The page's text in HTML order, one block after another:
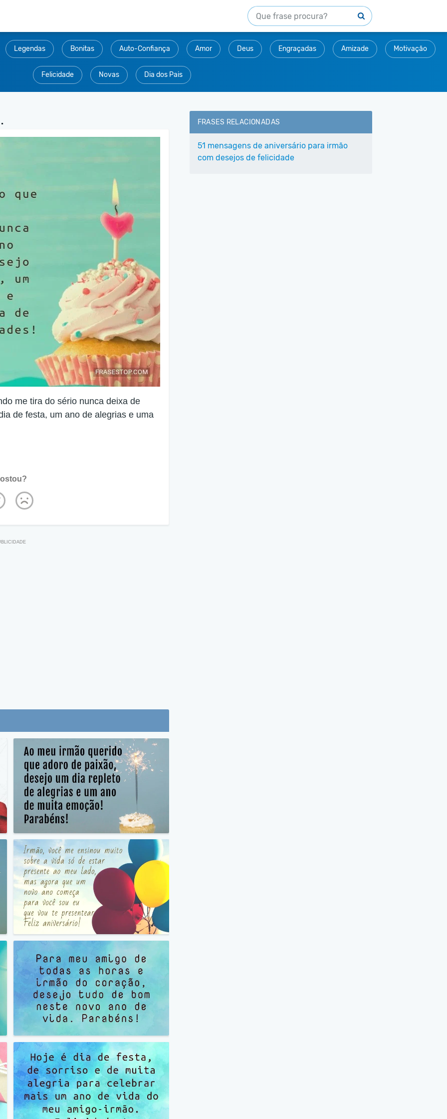
Legendas Bonitas Auto-Confiança Amor Deus Engraçadas Amizade Motivação
Felicidade Novas Dia dos Pais
me tira do sério nunca deixa de
de festa, um ano de alegrias e uma
FRASES RELACIONADAS
51 mensagens de aniversário para irmão
com desejos de felicidade